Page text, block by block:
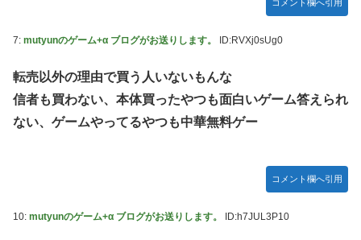
コメント欄へ引用
7: mutyunのゲーム+α ブログがお送りします。 ID:RVXj0sUg0
転売以外の理由で買う人いないもんな
信者も買わない、本体買ったやつも面白いゲーム答えられ
ない、ゲームやってるやつも中華無料ゲー
コメント欄へ引用
10: mutyunのゲーム+α ブログがお送りします。 ID:h7JUL3P10